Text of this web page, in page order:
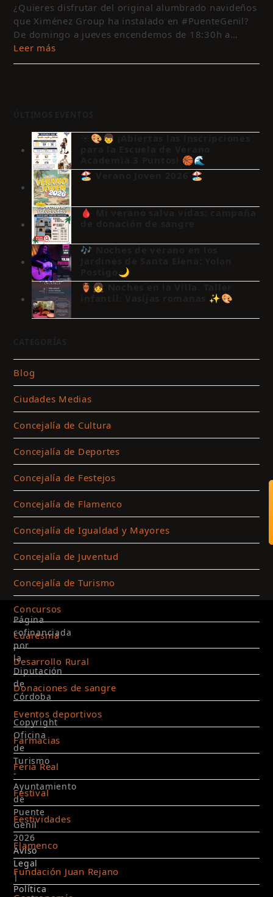
¿Quieres disfrutar del original alumbrado navideños
que Ximénez Group ha instalado en #PuenteGenil?
De domingo a jueves encendemos de 18:30h a…
Leer más
☀️🎨👦 ¡Abiertas las inscripciones
Academia 3 Puntos! 🏀🌊
🏖️ Verano Joven 2026 🏖️
🩸 Mi verano salva vidas: campaña
🎶 Noches de verano en los
Postigo🌙
🏺👧 Noches en la Villa. Taller
infantil: Vasijas romanas ✨🎨
Blog
Ciudades Medias
Concejalía de Cultura
Concejalía de Deportes
Concejalía de Festejos
Concejalía de Flamenco
Concejalía de Igualdad y Mayores
Concejalía de Juventud
Concejalía de Turismo
Concursos
Cuaresma
Desarrollo Rural
Donaciones de sangre
Eventos deportivos
Farmacias
Feria Real
Festival
Festividades
Flamenco
Fundación Juan Rejano
Página
cofinanciada
por
la
Diputación
de
Córdoba
Copyright
Oficina
de
Turismo
-
Ayuntamiento
de
Puente
Genil
2026
Aviso
Legal
|
Política